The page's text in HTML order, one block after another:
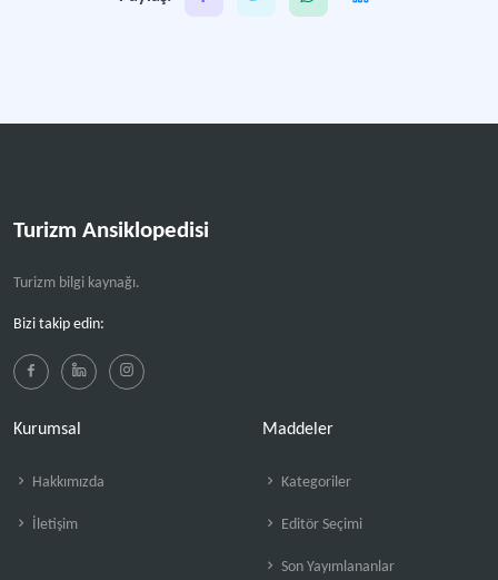
Turizm Ansiklopedisi
Turizm bilgi kaynağı.
Bizi takip edin:
Kurumsal
Hakkımızda
İletişim
Maddeler
Kategoriler
Editör Seçimi
Son Yayımlananlar